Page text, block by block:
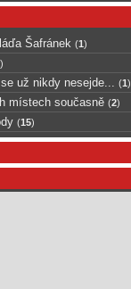
Šafránek (1)
)
už nikdy nesejde... (1)
místech současně (2)
(15)